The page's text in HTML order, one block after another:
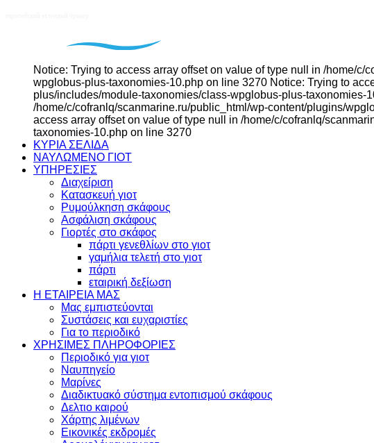
Notice: Trying to access array offset on value of type null in /home/
wpglobus-plus-taxonomies-10.php on line 3270 Notice: Trying to
plus/includes/module-taxonomies/class-wpglobus-plus-taxonomies-
/home/c/cofranlq/scanmarine.ru/public_html/wp-content/plugins/
access array offset on value of type null in /home/c/cofranlq/
taxonomies-10.php on line 3270
ΚΥΡΙΑ ΣΕΛΙΔΑ
ΝΑΥΛΩΜΕΝΟ ΓΙΟΤ
ΥΠΗΡΕΣΙΕΣ
Διαχείριση
Κατασκευή γιοτ
Ρυμούλκηση σκάφους
Ασφάλιση σκάφους
Γιορτές στο σκάφος
πάρτι γενεθλίων στο γιοτ
γαμήλια τελετή στο γιοτ
πάρτι
εταιρική δεξίωση
Η ΕΤΑΙΡΕΙΑ ΜΑΣ
Μας εμπιστεύονται
Συστάσεις και ευχαριστίες
Για το περιοδικό
ΧΡΗΣΙΜΕΣ ΠΛΗΡΟΦΟΡΙΕΣ
Περιοδικό για γιοτ
Ναυπηγείο
Μαρίνες
Διαδικτυακό σύστημα εντοπισμού σκάφους
Δελτιο καιρού
Χάρτης λιμένων
Εικονικές εκδρομές